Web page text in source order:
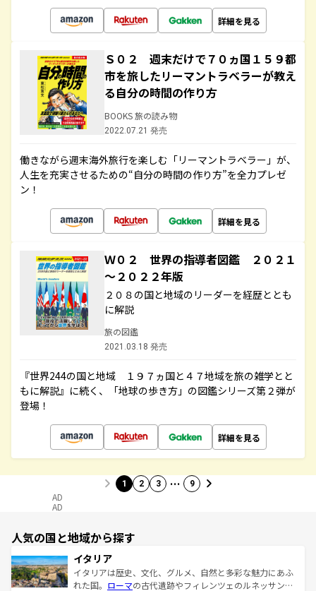
詳細を見る
Ｓ０２ 週末だけで７０ヵ国１５９都
市を旅したリーマントラベラーが教え
る自分の時間の作り方
BOOKS 旅の読み物
2022.07.21 発売
働きながら週末海外旅行を楽しむ「リーマントラベラー」が、
人生を充実させるための“自分の時間の作り方”を全力プレゼ
ン！
詳細を見る
Ｗ０２ 世界の指導者図鑑 ２０２１
～２０２２年版
２０８の国と地域のリーダーを経歴ととも
に解説
旅の図鑑
2021.03.18 発売
『世界244の国と地域 １９７ヵ国と４７地域を旅の雑学とと
もに解説』に続く、「地球の歩き方」の図鑑シリーズ第２弾が
登場！
詳細を見る
1 2 3 … 9
AD
AD
人気の国と地域から探す
イタリア
イタリアは歴史、文化、グルメ、自然と多彩な魅力にあふ
れた国。 ローマの古代遺跡やフィレンツェのルネッサンス